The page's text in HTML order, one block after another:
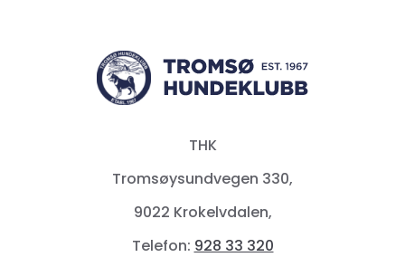
THK
Tromsøysundvegen 330,
9022 Krokelvdalen,
Telefon: 928 33 320